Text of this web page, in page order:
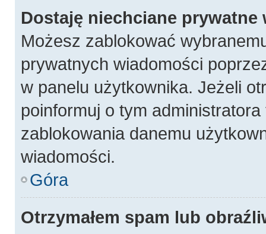
Dostaję niechciane prywatne
Możesz zablokować
prywatnych wiadomości
w panelu użytkownika. Jeżeli
poinformuj o tym
zablokowania danemu
wiadomości.
Góra
Otrzymałem spam lub